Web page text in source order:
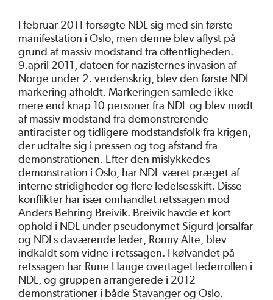
I februar 2011 forsøgte NDL sig med sin første
manifestation i Oslo, men denne blev aflyst på
grund af massiv modstand fra offentligheden.
9.april 2011, datoen for nazisternes invasion af
Norge under 2. verdenskrig, blev den første NDL
markering afholdt. Markeringen samlede ikke
mere end knap 10 personer fra NDL og blev mødt
af massiv modstand fra demonstrerende
antiracister og tidligere modstandsfolk fra krigen,
der udtalte sig i pressen og tog afstand fra
demonstrationen. Efter den mislykkedes
demonstration i Oslo, har NDL været præget af
interne stridigheder og flere ledelsesskift. Disse
konflikter har især omhandlet retssagen mod
Anders Behring Breivik. Breivik havde et kort
ophold i NDL under pseudonymet Sigurd Jorsalfar
og NDLs daværende leder, Ronny Alte, blev
indkaldt som vidne i retssagen. I kølvandet på
retssagen har Rune Hauge overtaget lederrollen i
NDL, og gruppen arrangerede i 2012
demonstrationer i både Stavanger og Oslo.